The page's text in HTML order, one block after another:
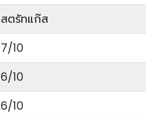
สตรัทแก๊ส
7/10
6/10
6/10